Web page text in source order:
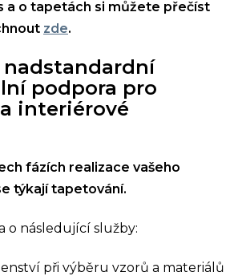
a o tapetách si můžete přečíst
zde.
nadstandardní
podpora pro
interiérové
fázích realizace vašeho
týkají tapetování.
o následující služby:
při výběru vzorů a materiálů